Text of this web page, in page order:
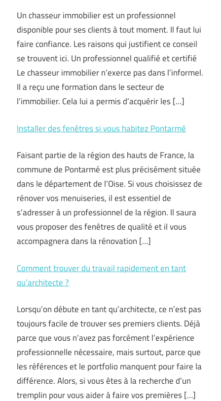
Un chasseur immobilier est un professionnel
disponible pour ses clients à tout moment. Il faut lui
faire confiance. Les raisons qui justifient ce conseil
se trouvent ici. Un professionnel qualifié et certifié
Le chasseur immobilier n’exerce pas dans l’informel.
Il a reçu une formation dans le secteur de
l’immobilier. Cela lui a permis d’acquérir les […]
Installer des fenêtres si vous habitez Pontarmé
Faisant partie de la région des hauts de France, la
commune de Pontarmé est plus précisément située
dans le département de l’Oise. Si vous choisissez de
rénover vos menuiseries, il est essentiel de
s’adresser à un professionnel de la région. Il saura
vous proposer des fenêtres de qualité et il vous
accompagnera dans la rénovation […]
Comment trouver du travail rapidement en tant
qu’architecte ?
Lorsqu’on débute en tant qu’architecte, ce n’est pas
toujours facile de trouver ses premiers clients. Déjà
parce que vous n’avez pas forcément l’expérience
professionnelle nécessaire, mais surtout, parce que
les références et le portfolio manquent pour faire la
différence. Alors, si vous êtes à la recherche d’un
tremplin pour vous aider à faire vos premières […]